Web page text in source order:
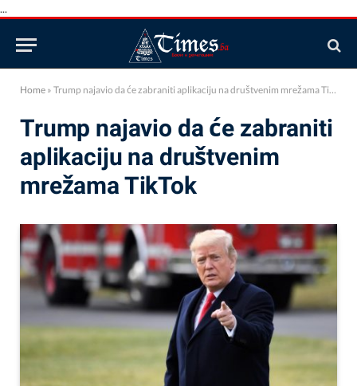
...
Home » Trump najavio da će zabraniti aplikaciju na društvenim mrežama TikTok
Trump najavio da će zabraniti
aplikaciju na društvenim
mrežama TikTok